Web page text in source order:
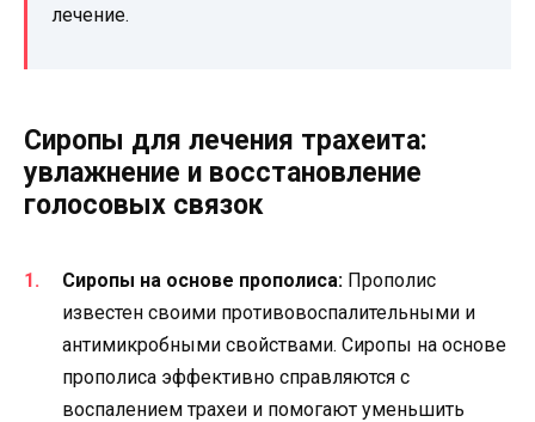
лечение.
Сиропы для лечения трахеита:
увлажнение и восстановление
голосовых связок
Сиропы на основе прополиса: Прополис
известен своими противовоспалительными и
антимикробными свойствами. Сиропы на основе
прополиса эффективно справляются с
воспалением трахеи и помогают уменьшить